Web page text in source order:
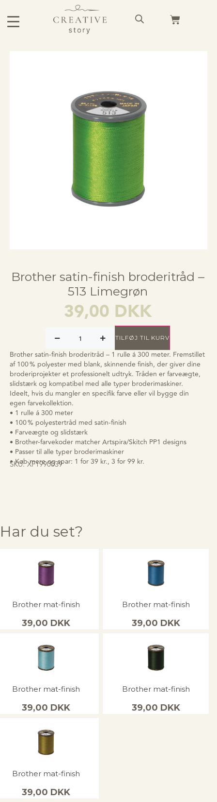
Brother satin-finish broderitråd –
513 Limegrøn
39,00 DKK
TILFØJ TIL KURV
Brother satin-finish broderitråd – 1 rulle á 300 meter. Fremstillet
af 100 % polyester med blank, skinnende finish, der giver dine
broderiprojekter et professionelt udtryk. Tråden er farveægte,
slidstærk og kompatibel med alle typer broderimaskiner.
Ideelt, hvis du mangler en specifik farve eller vil bygge din
egen farvekollektion.
• 1 rulle á 300 meter
• 100 % polyestertråd med satin-finish
• Farveægte og slidstærk
• Brother-farvekoder matcher Artspira/Skitch PP1 designs
• Passer til alle typer broderimaskiner
• Køb mere og spar: 1 for 39 kr., 3 for 99 kr.
SKU: XF1990039
Har du set?
Brother mat-finish
39,00 DKK
Brother mat-finish
39,00 DKK
Brother mat-finish
39,00 DKK
Brother mat-finish
39,00 DKK
Brother mat-finish
39,00 DKK